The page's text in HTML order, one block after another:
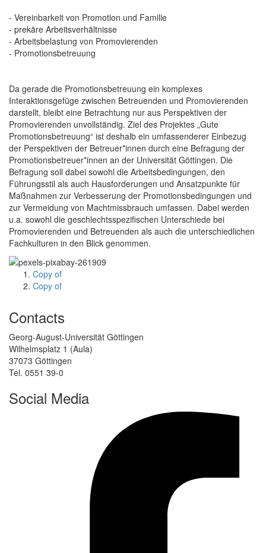
- Vereinbarkeit von Promotion und Familie
- prekäre Arbeitsverhältnisse
- Arbeitsbelastung von Promovierenden
- Promotionsbetreuung
Da gerade die Promotionsbetreuung ein komplexes
Interaktionsgefüge zwischen Betreuenden und Promovierenden
darstellt, bleibt eine Betrachtung nur aus Perspektiven der
Promovierenden unvollständig. Ziel des Projektes „Gute
Promotionsbetreuung“ ist deshalb ein umfassenderer Einbezug
der Perspektiven der Betreuer*innen durch eine Befragung der
Promotionsbetreuer*innen an der Universität Göttingen. Die
Befragung soll dabei sowohl die Arbeitsbedingungen, den
Führungsstil als auch Hausforderungen und Ansatzpunkte für
Maßnahmen zur Verbesserung der Promotionsbedingungen und
zur Vermeidung von Machtmissbrauch umfassen. Dabei werden
u.a. sowohl die geschlechtsspezifischen Unterschiede bei
Promovierenden und Betreuenden als auch die unterschiedlichen
Fachkulturen in den Blick genommen.
Copy of
Copy of
Contacts
Georg-August-Universität Göttingen
Wilhelmsplatz 1 (Aula)
37073 Göttingen
Tel. 0551 39-0
Social Media